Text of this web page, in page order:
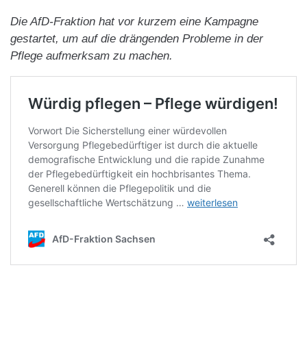
Die AfD-Fraktion hat vor kurzem eine Kampagne
gestartet, um auf die drängenden Probleme in der
Pflege aufmerksam zu machen.